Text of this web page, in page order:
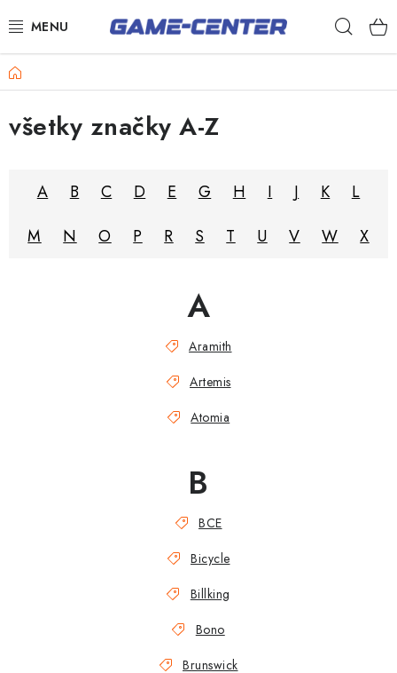
na
Šípky
Stolný futbal
Domov
všetky značky A-Z
A B C D E G H I J K
L
M
N O P R S T U V W X
A
Aramith
Artemis
Atomia
B
BCE
Bicycle
Billking
Bono
Brunswick